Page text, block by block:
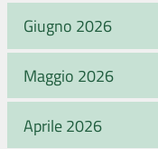
Giugno 2026
Maggio 2026
Aprile 2026